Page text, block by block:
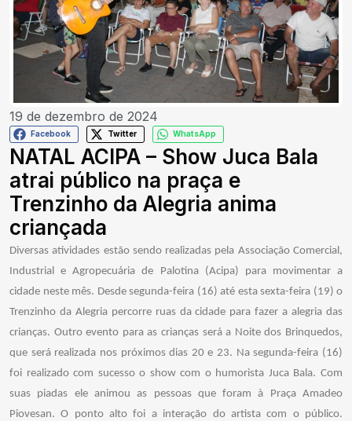
19 de dezembro de 2024
Facebook Twitter WhatsApp
NATAL ACIPA – Show Juca Bala
atrai público na praça e
Trenzinho da Alegria anima
criançada
Diversas atividades estão sendo realizadas pela Associação Comercial,
Industrial e Agropecuária de Palotina (Acipa) para movimentar a
cidade neste mês. Desde segunda-feira (16) até esta sexta-feira (19) o
Trenzinho da Alegria percorre ruas da cidade para fazer a alegria das
crianças. Outro evento para as crianças será a Noite dos Brinquedos,
que será realizada nos próximos dias 20 e 23. Na segunda-feira (16)
foi realizado com sucesso o show com o humorista Juca Bala. Com
suas piadas ele animou as pessoas que foram à Praça Amadeo
Piovesan. O ponto alto foi a interação do artista com o público.